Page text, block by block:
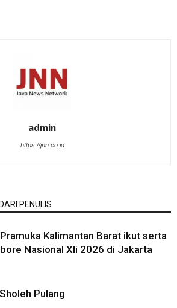
admin
https://jnn.co.id
DARI PENULIS
Kalimantan Barat ikut serta
Nasional XIi 2026 di Jakarta
Pulang